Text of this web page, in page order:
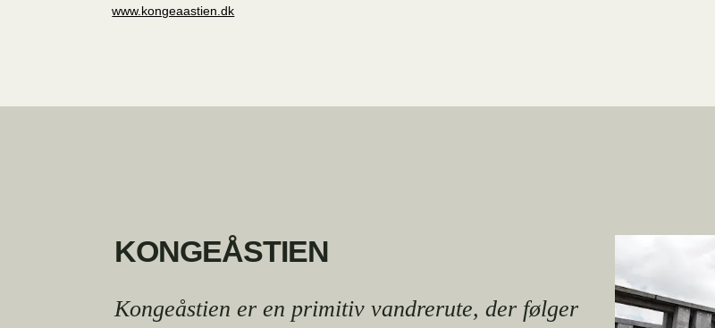
www.kongeaastien.dk
KONGEÅSTIEN
Kongeåstien er en primitiv vandrerute, der følger